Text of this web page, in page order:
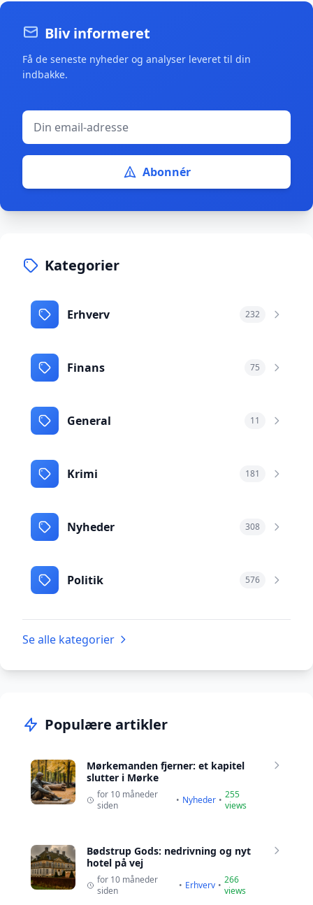
Bliv informeret
Få de seneste nyheder og analyser leveret til din
indbakke.
Abonnér
Kategorier
Erhverv 232
Finans 75
General 11
Krimi 181
Nyheder 308
Politik 576
Se alle kategorier
Populære artikler
Mørkemanden fjerner: et kapitel
slutter i Mørke
for 10 måneder
siden
• Nyheder • 255
views
Bødstrup Gods: nedrivning og nyt
hotel på vej
for 10 måneder
siden
• Erhverv • 266
views